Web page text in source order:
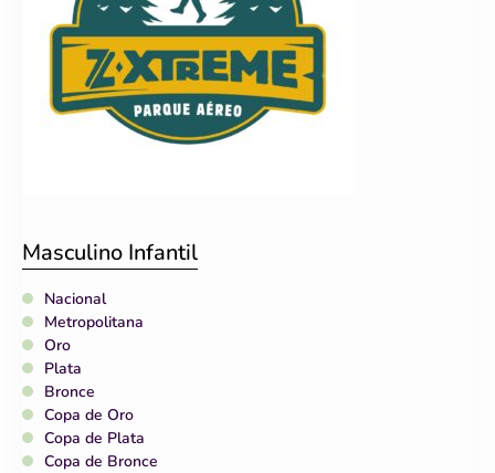
Masculino Infantil
Nacional
Metropolitana
Oro
Plata
Bronce
Copa de Oro
Copa de Plata
Copa de Bronce